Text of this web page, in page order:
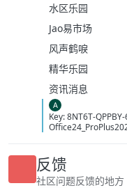
水区乐园
Jao易市场
风声鹤唳
精华乐园
资讯消息
A
Key: 8NT6T-
反馈
社区问题反馈的地方